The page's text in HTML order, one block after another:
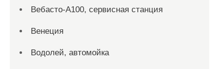
Вебасто-А100, сервисная станция
Венеция
Водолей, автомойка